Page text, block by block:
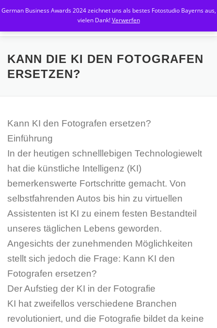
German Business Awards 2024 zeichnet uns als bestes Fotostudio Bayerns aus,
vielen Dank!Verwerfen
Inhalt
HOME PREISE SHOOTING A – F
BLOG GUTSCHEINE
KANN DIE KI DEN FOTOGRAFEN
ERSETZEN?
Kann KI den Fotografen ersetzen?
Einführung
In der heutigen schnelllebigen Technologiewelt
hat die künstliche Intelligenz (KI)
bemerkenswerte Fortschritte gemacht. Von
selbstfahrenden Autos bis hin zu virtuellen
Assistenten ist KI zu einem festen Bestandteil
unseres täglichen Lebens geworden.
Angesichts der zunehmenden Möglichkeiten
stellt sich jedoch die Frage: Kann KI den
Fotografen ersetzen?
Der Aufstieg der KI in der Fotografie
KI hat zweifellos verschiedene Branchen
revolutioniert, und die Fotografie bildet da keine